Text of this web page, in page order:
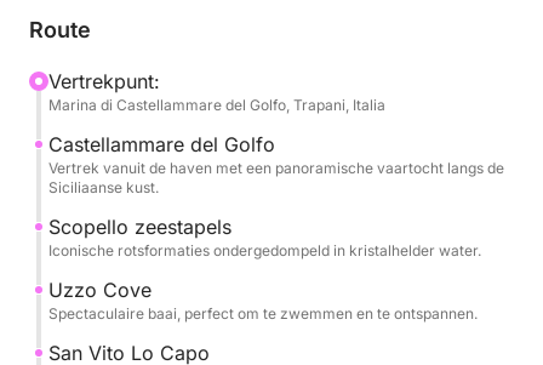
iconische locaties die alleen over zee bereikbaar
Faraglioni van Scopello, ontspant u in het
kristalheldere water van Cala dell'Uzzo en ontdekt u
unieke natuurlijke vergezichten langs de hele kust.
De tour gaat verder naar San Vito Lo Capo, een van
de meest geliefde bestemmingen van Sicilië, waar u
aan land kunt gaan om door het dorp te wandelen
en de mediterrane sfeer op te snuiven. De cruise
vaart vervolgens verder naar Cala Calampiso en de
pittoreske Fossa dello Stinco, perfect om te
Route
Vertrekpunt:
Marina di Castellammare del Golfo, Trapani, Italia
Castellammare del Golfo
Vertrek vanuit de haven met een panoramische vaartocht langs de
Siciliaanse kust.
Scopello zeestapels
Iconische rotsformaties ondergedompeld in kristalhelder water.
Uzzo Cove
Spectaculaire baai, perfect om te zwemmen en te ontspannen.
San Vito Lo Capo